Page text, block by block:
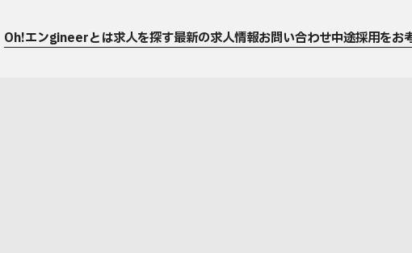
Oh!エンgineerとは求人を探す最新の求人情報お問い合わせ中途採用をお